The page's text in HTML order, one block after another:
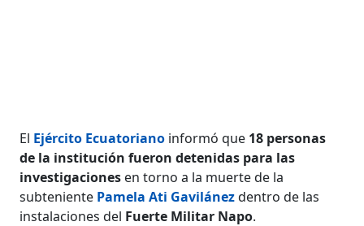
El Ejército Ecuatoriano informó que 18 personas
de la institución fueron detenidas para las
investigaciones en torno a la muerte de la
subteniente Pamela Ati Gavilánezdentro de las
instalaciones del Fuerte Militar Napo.